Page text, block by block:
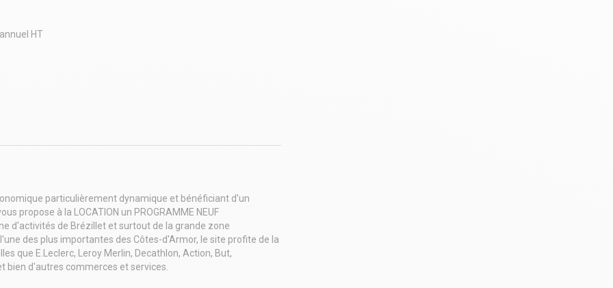
HT
particulièrement dynamique et bénéficiant d'un
propose à la LOCATION un PROGRAMME NEUF
d'activités de Brézillet et surtout de la grande zone
des plus importantes des Côtes-d'Armor, le site profite de la
que E.Leclerc, Leroy Merlin, Decathlon, Action, But,
bien d'autres commerces et services.